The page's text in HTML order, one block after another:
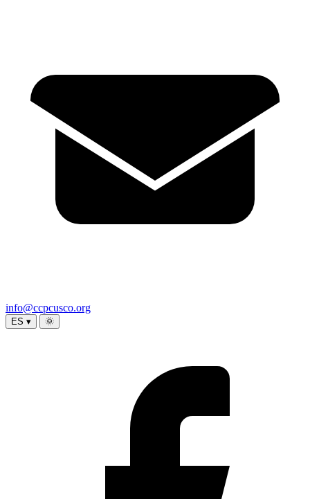
info@ccpcusco.org
ES ▾ 🌞